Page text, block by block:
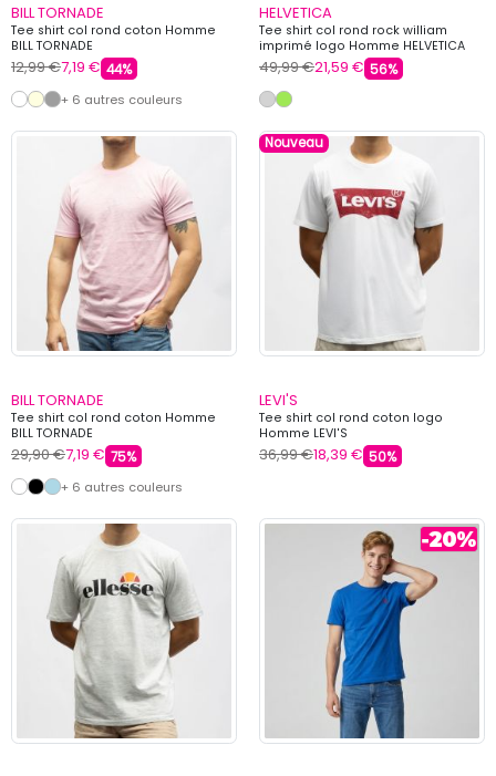
BILL TORNADE
Tee shirt col rond coton Homme
BILL TORNADE
12,99 €7,19 € 44%
+ 6 autres couleurs
HELVETICA
Tee shirt col rond rock william
imprimé logo Homme HELVETICA
49,99 €21,59 € 56%
BILL TORNADE
Tee shirt col rond coton Homme
BILL TORNADE
29,90 €7,19 € 75%
+ 6 autres couleurs
Nouveau
LEVI'S
Tee shirt col rond coton logo
Homme LEVI'S
36,99 €18,39 € 50%